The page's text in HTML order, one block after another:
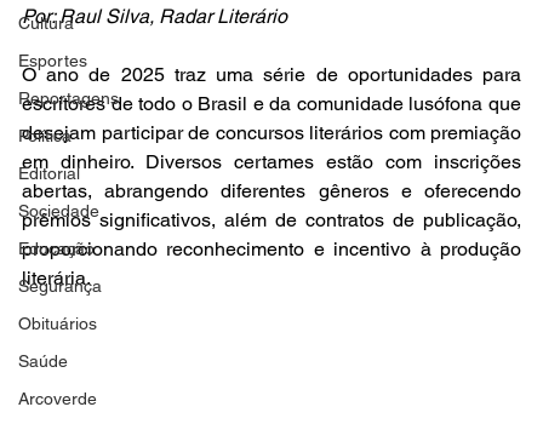
Cultura
Esportes
Reportagens
Política
Editorial
Sociedade
Educação
Segurança
Obituários
Saúde
Arcoverde
Por: Raul Silva, Radar Literário
O ano de 2025 traz uma série de oportunidades para
escritores de todo o Brasil e da comunidade lusófona que
desejam participar de concursos literários com premiação
em dinheiro. Diversos certames estão com inscrições
abertas, abrangendo diferentes gêneros e oferecendo
prêmios significativos, além de contratos de publicação,
proporcionando reconhecimento e incentivo à produção
literária.